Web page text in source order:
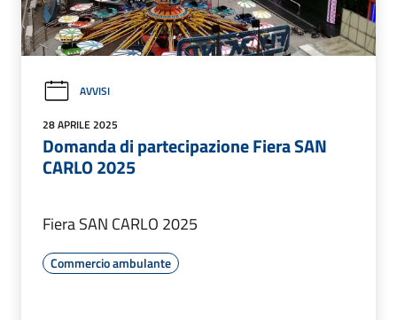
AVVISI
28 APRILE 2025
Domanda di partecipazione Fiera SAN
CARLO 2025
Fiera SAN CARLO 2025
Commercio ambulante